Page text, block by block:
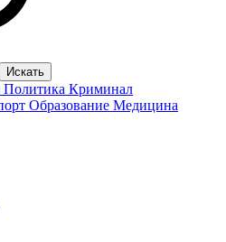
Политика Криминал
Образование Медицина